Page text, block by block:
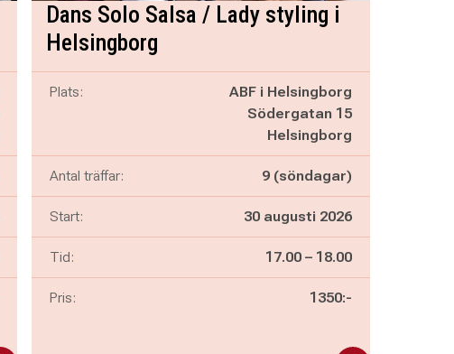
Dans Solo Salsa / Lady styling i
Helsingborg
Plats:
ABF i Helsingborg
Södergatan 15
Helsingborg
Antal träffar: 9 (söndagar)
Start: 30 augusti 2026
Tid: Pågår mellan
17.00 – och
18.00
Pris: 1350:-